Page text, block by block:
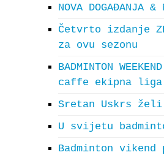
NOVA DOGAĐANJA
Četvrto izdanje
za ovu sezonu
BADMINTON
caffe ekipna liga
Sretan Uskrs želi
U svijetu
Badminton